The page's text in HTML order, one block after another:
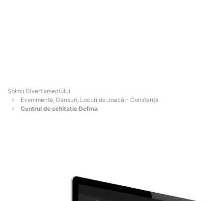
Şoimii Divertismentului
Evenimente, Dansuri, Locuri de Joacă - Constanţa
Centrul de echitatie Defma